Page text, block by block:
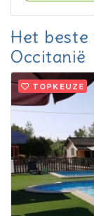
Het
Occitanië
TOPKEUZE